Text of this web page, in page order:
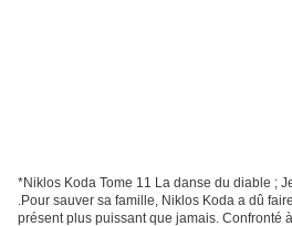
*Niklos Koda Tome 11 La danse du diable ;
.Pour sauver sa famille, Niklos Koda a dû
présent plus puissant que jamais. Confronté